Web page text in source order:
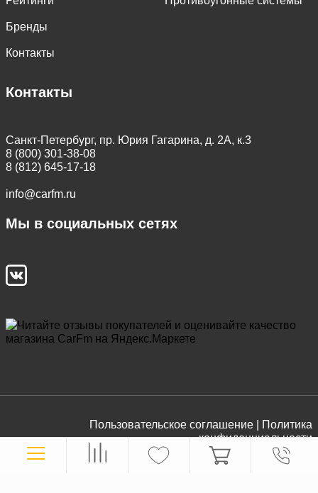
Бренды
Контакты
Контакты
Санкт-Петербург, пр. Юрия Гагарина, д. 2А, к.3
8 (800) 301-38-08
8 (812) 645-17-18
info@carfm.ru
Мы в социальных сетях
Пользовательское соглашение |
Политика
конфиденциальности